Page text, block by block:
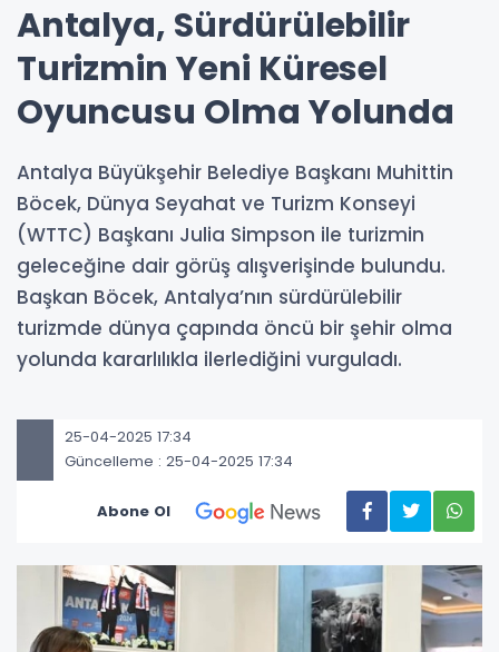
Antalya, Sürdürülebilir
Turizmin Yeni Küresel
Oyuncusu Olma Yolunda
Antalya Büyükşehir Belediye Başkanı Muhittin
Böcek, Dünya Seyahat ve Turizm Konseyi
(WTTC) Başkanı Julia Simpson ile turizmin
geleceğine dair görüş alışverişinde bulundu.
Başkan Böcek, Antalya’nın sürdürülebilir
turizmde dünya çapında öncü bir şehir olma
yolunda kararlılıkla ilerlediğini vurguladı.
25-04-2025 17:34
Güncelleme : 25-04-2025 17:34
Abone Ol